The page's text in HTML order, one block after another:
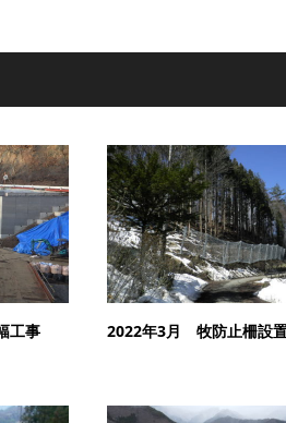
工事 2022年3月 牧防止柵設